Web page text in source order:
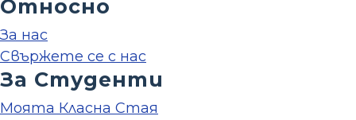
Относно
За нас
Свържете се с нас
За Студенти
Моята Класна Стая